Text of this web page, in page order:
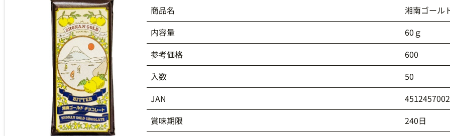
商品名
湘南ゴール
内容量
60ｇ
参考価格
600
入数
50
JAN
賞味期限
240日